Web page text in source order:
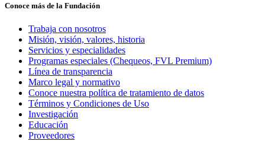
Conoce más de la Fundación
Trabaja con nosotros
Misión, visión, valores, historia
Servicios y especialidades
Programas especiales (Chequeos, FVL Premium)
Línea de transparencia
Marco legal y normativo
Conoce nuestra política de tratamiento de datos
Términos y Condiciones de Uso
Investigación
Educación
Proveedores